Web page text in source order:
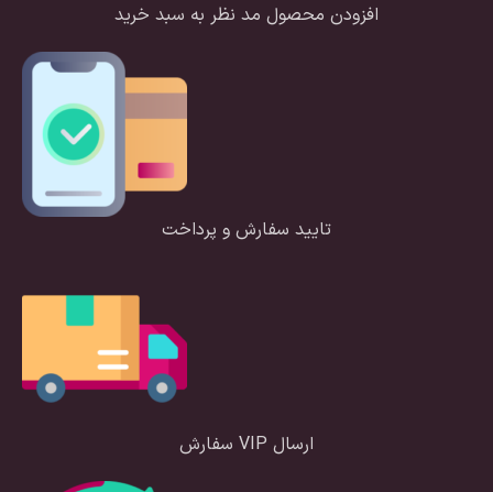
افزودن محصول مد نظر به سبد خرید
تایید سفارش و پرداخت
ارسال VIP سفارش